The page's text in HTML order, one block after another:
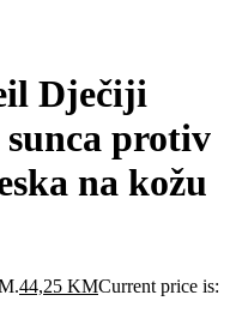
Dječiji
protiv
na kožu
44,25 KMCurrent price is: